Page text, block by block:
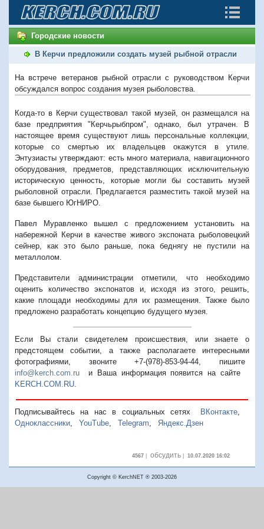
Городские новости
В Керчи предложили создать музей рыбной отрасли
На встрече ветеранов рыбной отрасли с руководством Керчи
обсуждался вопрос создания музея рыболовства.
Когда-то в Керчи существовал такой музей, он размещался на
базе предприятия "Керчьрыбпром", однако, был утрачен. В
настоящее время существуют лишь персональные коллекции,
которые со смертью их владельцев окажутся в утиле.
Энтузиасты утверждают: есть много материала, навигационного
оборудования, предметов, представляющих исключительную
историческую ценность, которые могли бы составить музей
рыболовной отрасли. Предлагается разместить такой музей на
базе бывшего ЮгНИРО.
Павел Муравленко вышел с предложением установить на
набережной Керчи в качестве живого экспоната рыболовецкий
сейнер, как это было раньше, пока беднягу не пустили на
металлолом.
Представители администрации отметили, что необходимо
оценить количество экспонатов и, исходя из этого, решить,
какие площади необходимы для их размещения. Также было
предложено разработать концепцию будущего музея.
Если Вы стали свидетелем происшествия, или знаете о
предстоящем событии, а также располагаете интересными
фотографиями, звоните +7-(978)-853-94-44, пишите
info@kerch.com.ru и Ваша информация появится на сайте
KERCH.COM.RU
Подписывайтесь на нас в социальных сетях ВКонтакте,
Одноклассники
YouTube Telegram Яндекс.Дзен
4567| обсудить| 10.07.2020 16:02
Copyright © KerchNET ® 2003-2026